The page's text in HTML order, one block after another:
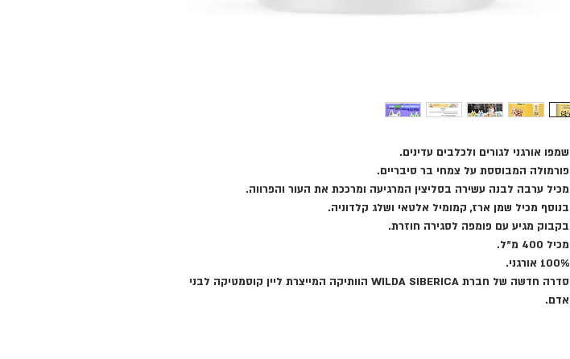
שמפו אורגני לגורים ולכלבים עדינים.
פורמולה המבוססת על צמחי בר סיבריים.
מכיל ערבה לבנה עשירה בסליצין המרגיעה ומרככת את העור והפרווה.
בנוסף מכיל שמן ארז, קמומיל אלטאי ושלג קלדוניה.
בקבוק מגיע עם פומפה לסגירה חוזרת.
מכיל 400 מ״ל.
100% אורגני.
סדרה חדשה של חברת WILDA SIBERICA הוותיקה המייצרת ליין קוסמטיקה לבני
אדם.